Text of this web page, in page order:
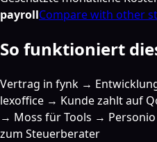
payrollCompare with other
So funktioniert
Vertrag in fynk →
lexoffice → Kunde zahlt auf
→ Moss für Tools →
zum Steuerberater